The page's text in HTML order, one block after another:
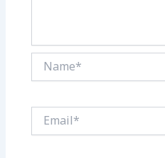
Name*
Email*